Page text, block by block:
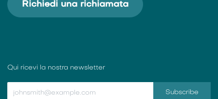
Richiedi una richiamata
Qui ricevi la nostra newsletter
Subscribe